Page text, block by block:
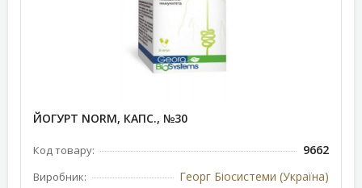
ЙОГУРТ NORM, КАПС., №30
Код товару: 9662
Виробник: Георг Біосистеми (Україна)